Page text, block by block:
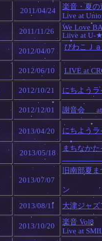
2011/04/24
楽音・夏の
Live at
2011/11/26
We Love
Liive at U-
2012/04/07
びわこＪ
2012/06/10 LIVE at
2012/10/21 にちよう
2012/12/01
謝音会 at
2013/04/20 にちよう
2013/05/18
まちなか
2013/07/07
旧南部夏
at 八
ン
2013/08/11 大津ジャ
2013/10/20
楽音 Vol8
Live at